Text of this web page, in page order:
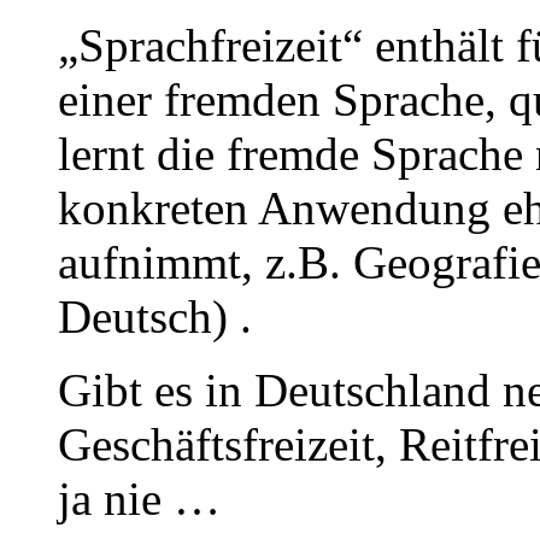
„Sprachfreizeit“ enthält
einer fremden Sprache,
lernt die fremde
konkreten Anwendung
aufnimmt, z.B.
Deutsch) .
Gibt es in Deutschland
Geschäftsfreizeit,
ja nie …